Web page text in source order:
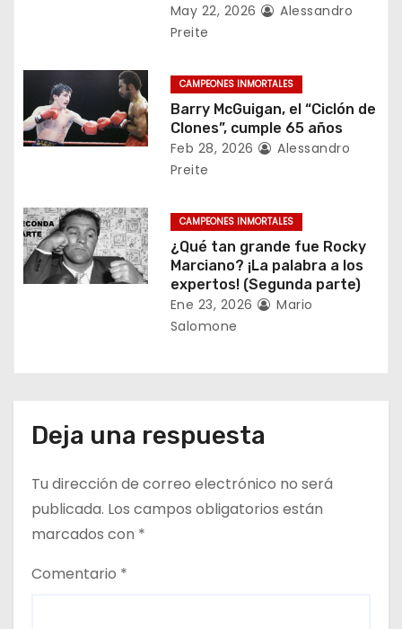
e
n
t
a
d
a
May 22, 2026
Alessandro
Preite
CAMPEONES INMORTALES
Barry McGuigan, el “Ciclón de
Clones”, cumple 65 años
Feb 28, 2026
Alessandro
Preite
CAMPEONES INMORTALES
¿Qué tan grande fue Rocky
Marciano? ¡La palabra a los
expertos! (Segunda parte)
Ene 23, 2026
Mario
Salomone
Deja una respuesta
Tu dirección de correo electrónico no será
publicada. Los campos obligatorios están
marcados con *
Comentario *